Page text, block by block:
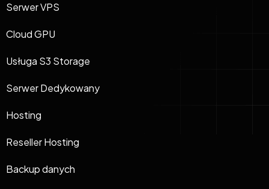
Serwer VPS
Cloud GPU
Usługa S3 Storage
Serwer Dedykowany
Hosting
Reseller Hosting
Backup danych